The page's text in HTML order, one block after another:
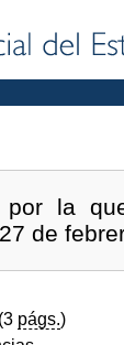
por la
de
págs.)